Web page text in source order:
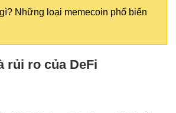
Những loại memecoin phổ biến
rủi ro của DeFi